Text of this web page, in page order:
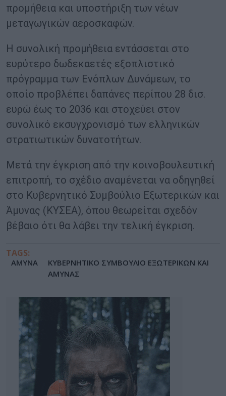
προμήθεια και υποστήριξη των νέων
μεταγωγικών αεροσκαφών.
Η συνολική προμήθεια εντάσσεται στο
ευρύτερο δωδεκαετές εξοπλιστικό
πρόγραμμα των Ενόπλων Δυνάμεων, το
οποίο προβλέπει δαπάνες περίπου 28 δισ.
ευρώ έως το 2036 και στοχεύει στον
συνολικό εκσυγχρονισμό των ελληνικών
στρατιωτικών δυνατοτήτων.
Μετά την έγκριση από την κοινοβουλευτική
επιτροπή, το σχέδιο αναμένεται να οδηγηθεί
στο Κυβερνητικό Συμβούλιο Εξωτερικών και
Άμυνας (ΚΥΣΕΑ), όπου θεωρείται σχεδόν
βέβαιο ότι θα λάβει την τελική έγκριση.
TAGS:
ΑΜΥΝΑ
ΚΥΒΕΡΝΗΤΙΚΟ ΣΥΜΒΟΥΛΙΟ ΕΞΩΤΕΡΙΚΩΝ ΚΑΙ
ΑΜΥΝΑΣ